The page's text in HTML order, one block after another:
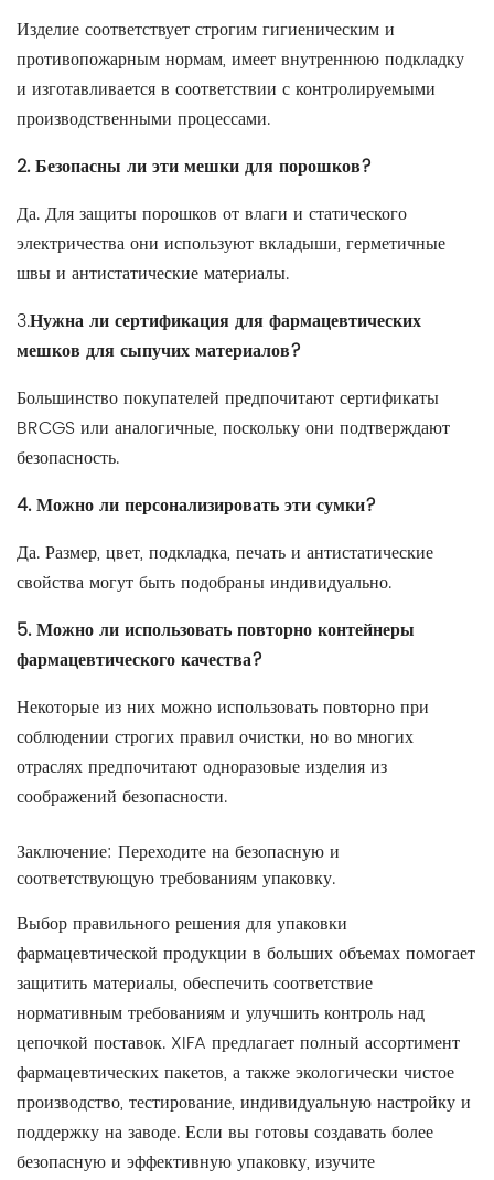
Изделие соответствует строгим гигиеническим и
противопожарным нормам, имеет внутреннюю подкладку
и изготавливается в соответствии с контролируемыми
производственными процессами.
2. Безопасны ли эти мешки для порошков?
Да. Для защиты порошков от влаги и статического
электричества они используют вкладыши, герметичные
швы и антистатические материалы.
3.Нужна ли сертификация для фармацевтических
мешков для сыпучих материалов?
Большинство покупателей предпочитают сертификаты
BRCGS или аналогичные, поскольку они подтверждают
безопасность.
4. Можно ли персонализировать эти сумки?
Да. Размер, цвет, подкладка, печать и антистатические
свойства могут быть подобраны индивидуально.
5. Можно ли использовать повторно контейнеры
фармацевтического качества?
Некоторые из них можно использовать повторно при
соблюдении строгих правил очистки, но во многих
отраслях предпочитают одноразовые изделия из
соображений безопасности.
Заключение: Переходите на безопасную и
соответствующую требованиям упаковку.
Выбор правильного решения для упаковки
фармацевтической продукции в больших объемах помогает
защитить материалы, обеспечить соответствие
нормативным требованиям и улучшить контроль над
цепочкой поставок. XIFA предлагает полный ассортимент
фармацевтических пакетов, а также экологически чистое
производство, тестирование, индивидуальную настройку и
поддержку на заводе. Если вы готовы создавать более
безопасную и эффективную упаковку, изучите